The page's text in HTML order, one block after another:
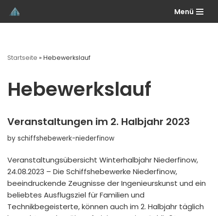
Skip
Menü
Startseite » Hebewerkslauf
Hebewerkslauf
Veranstaltungen im 2. Halbjahr 2023
by schiffshebewerk-niederfinow
Veranstaltungsübersicht Winterhalbjahr Niederfinow,
24.08.2023 – Die Schiffshebewerke Niederfinow,
beeindruckende Zeugnisse der Ingenieurskunst und ein
beliebtes Ausflugsziel für Familien und
Technikbegeisterte, können auch im 2. Halbjahr täglich